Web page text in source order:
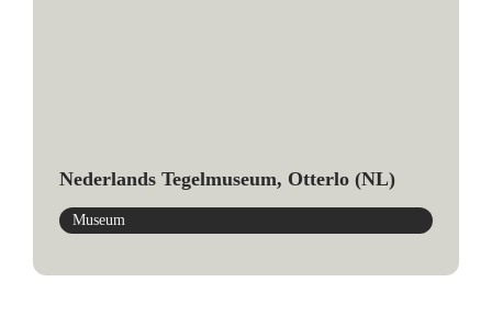
Nederlands Tegelmuseum, Otterlo (NL)
Museum